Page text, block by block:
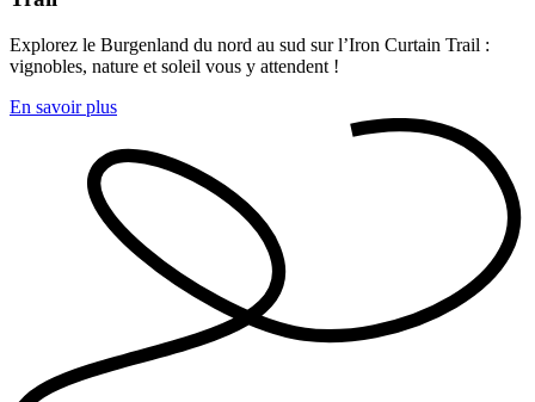
Explorez le Burgenland du nord au sud sur l’Iron Curtain Trail :
vignobles, nature et soleil vous y attendent !
En savoir plus